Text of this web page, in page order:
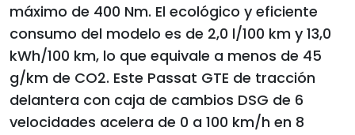
máximo de 400 Nm. El ecológico y eficiente
consumo del modelo es de 2,0 l/100 km y 13,0
kWh/100 km, lo que equivale a menos de 45
g/km de CO2. Este Passat GTE de tracción
delantera con caja de cambios DSG de 6
velocidades acelera de 0 a 100 km/h en 8